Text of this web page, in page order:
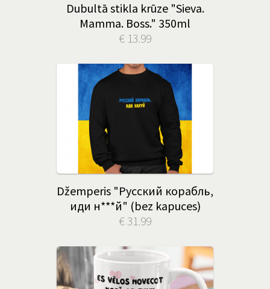
Dubultā stikla krūze "Sieva.
Mamma. Boss." 350ml
€ 13.99
Džemperis "Русский корабль,
иди н***й" (bez kapuces)
€ 31.99